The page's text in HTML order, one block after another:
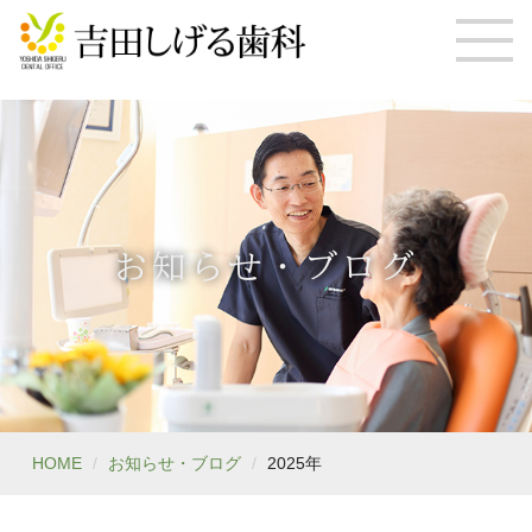
お知らせ・ブログ
HOME お知らせ・ブログ 2025年